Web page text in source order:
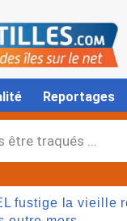
Reportages
fustige la vieille